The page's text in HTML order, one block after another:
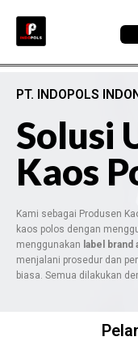
PT. INDOPOLS
Solusi
Kaos
Kami sebagai Produsen
kaos polos dengan
menggunakan label brand
menjalani prosedur dan
biasa. Semua dilakukan